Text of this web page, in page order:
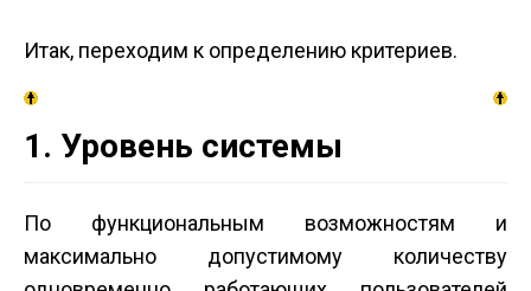
Итак, переходим к определению критериев.
1. Уровень системы
По функциональным возможностям и
максимально допустимому количеству